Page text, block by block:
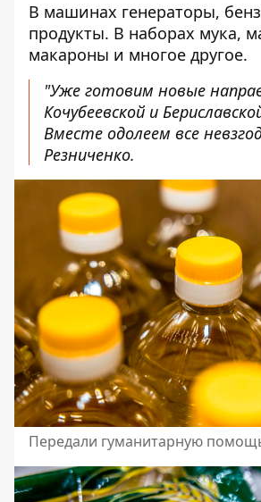
В машинах генераторы,
продукты. В наборах мука,
макароны и многое другое.
"Уже готовим новые
Кочубеевской и
Вместе одолеем все
Резниченко.
Передали гуманитарную